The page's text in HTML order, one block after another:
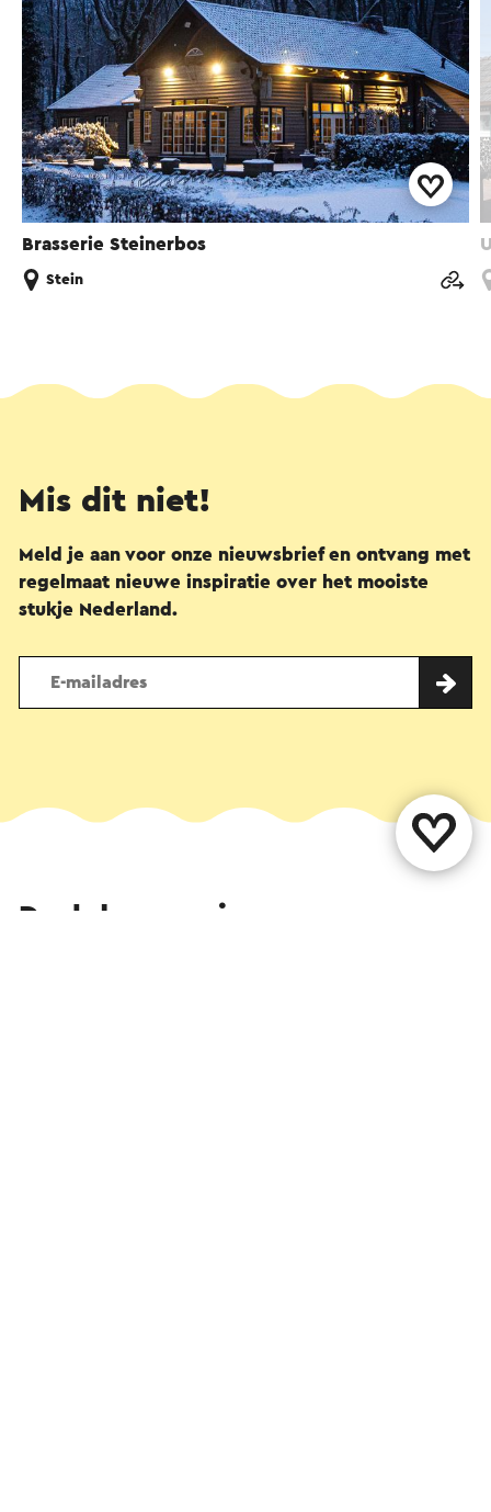
Brasserie Steinerbos
Stein
Mis dit niet!
Meld je aan voor onze nieuwsbrief en ontvang met
regelmaat nieuwe inspiratie over het mooiste
stukje Nederland.
Deel deze pagina